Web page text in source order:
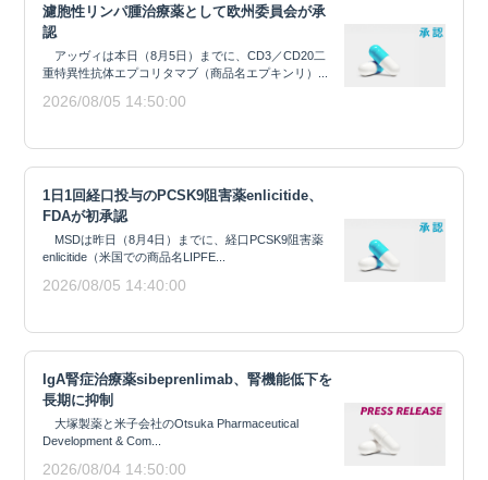
濾胞性リンパ腫治療薬として欧州委員会が承
認
アッヴィは本日（8月5日）までに、CD3／CD20二
重特異性抗体エプコリタマブ（商品名エプキンリ）...
2026/08/05 14:50:00
1日1回経口投与のPCSK9阻害薬enlicitide、
FDAが初承認
MSDは昨日（8月4日）までに、経口PCSK9阻害薬
enlicitide（米国での商品名LIPFE...
2026/08/05 14:40:00
IgA腎症治療薬sibeprenlimab、腎機能低下を
長期に抑制
大塚製薬と米子会社のOtsuka Pharmaceutical
Development & Com...
2026/08/04 14:50:00